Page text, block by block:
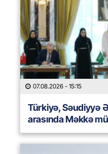
07.08.2026 - 15:15
Türkiyə, Səudiyyə
arasında Məkkə